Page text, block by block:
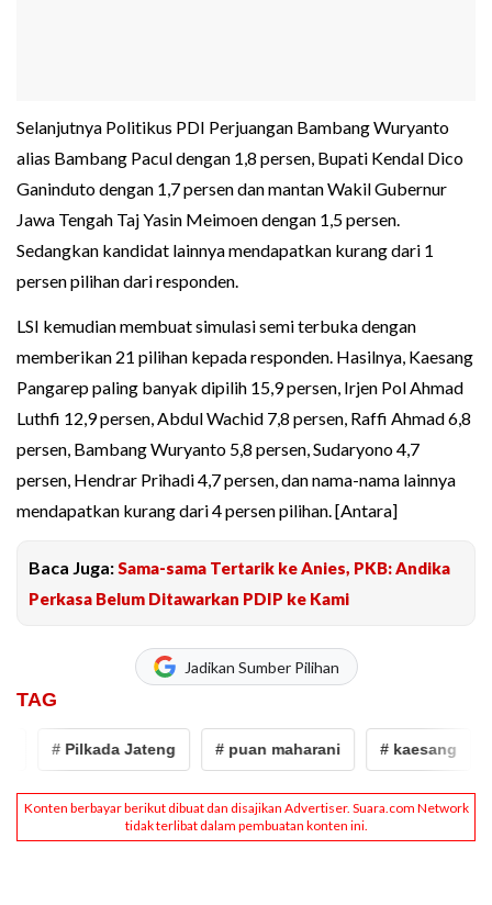
Selanjutnya Politikus PDI Perjuangan Bambang Wuryanto
alias Bambang Pacul dengan 1,8 persen, Bupati Kendal Dico
Ganinduto dengan 1,7 persen dan mantan Wakil Gubernur
Jawa Tengah Taj Yasin Meimoen dengan 1,5 persen.
Sedangkan kandidat lainnya mendapatkan kurang dari 1
persen pilihan dari responden.
LSI kemudian membuat simulasi semi terbuka dengan
memberikan 21 pilihan kepada responden. Hasilnya, Kaesang
Pangarep paling banyak dipilih 15,9 persen, Irjen Pol Ahmad
Luthfi 12,9 persen, Abdul Wachid 7,8 persen, Raffi Ahmad 6,8
persen, Bambang Wuryanto 5,8 persen, Sudaryono 4,7
persen, Hendrar Prihadi 4,7 persen, dan nama-nama lainnya
mendapatkan kurang dari 4 persen pilihan. [Antara]
Baca Juga:Sama-sama Tertarik ke Anies, PKB: Andika
Perkasa Belum Ditawarkan PDIP ke Kami
Jadikan Sumber Pilihan
TAG
# Pilkada Jateng # puan maharani # kaesang